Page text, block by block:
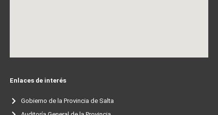
Enlaces de interés
Gobierno de la Provincia de Salta